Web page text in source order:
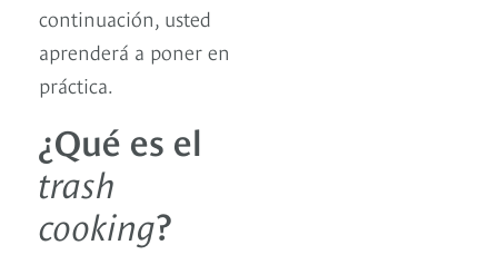
continuación, usted
aprenderá a poner en
práctica.
¿Qué es el
trash
cooking?